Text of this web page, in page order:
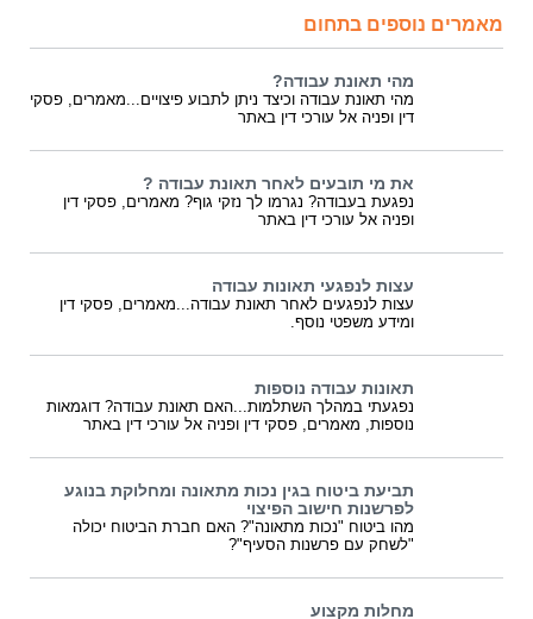
מאמרים נוספים בתחום
מהי תאונת עבודה?
מהי תאונת עבודה וכיצד ניתן לתבוע פיצויים...מאמרים, פסקי
דין ופניה אל עורכי דין באתר
את מי תובעים לאחר תאונת עבודה ?
נפגעת בעבודה? נגרמו לך נזקי גוף? מאמרים, פסקי דין
ופניה אל עורכי דין באתר
עצות לנפגעי תאונות עבודה
עצות לנפגעים לאחר תאונת עבודה...מאמרים, פסקי דין
ומידע משפטי נוסף.
תאונות עבודה נוספות
נפגעתי במהלך השתלמות...האם תאונת עבודה? דוגמאות
נוספות, מאמרים, פסקי דין ופניה אל עורכי דין באתר
תביעת ביטוח בגין נכות מתאונה ומחלוקת בנוגע
לפרשנות חישוב הפיצוי
מהו ביטוח "נכות מתאונה"? האם חברת הביטוח יכולה
"לשחק עם פרשנות הסעיף"?
מחלות מקצוע